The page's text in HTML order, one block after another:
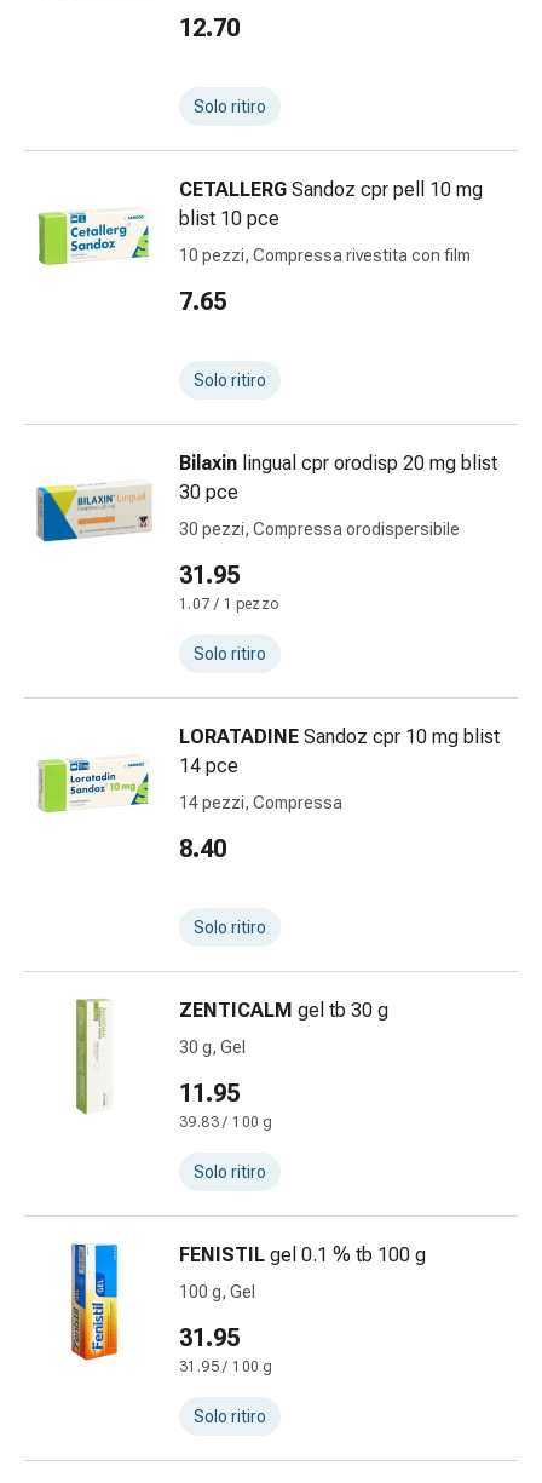
oculare
Cuore
Calze
compressive
Circolazione
Cessazione
fumo
Vene
Disturbi
cardiaci
Disturbi
memoria
concentrazione
Allergie
Antiallergico
Diarrea
Emorroidi
stomaco
vomito
Digestione,
gonfiore
Costipazione
12.70
Solo ritiro
CETALLERG Sandoz cpr pell 10 mg
blist 10 pce
10 pezzi, Compressa rivestita con film
7.65
Solo ritiro
Bilaxin lingual cpr orodisp 20 mg blist
30 pce
30 pezzi, Compressa orodispersibile
31.95
1.07 / 1 pezzo
Solo ritiro
LORATADINE Sandoz cpr 10 mg blist
14 pce
14 pezzi, Compressa
8.40
Solo ritiro
ZENTICALM gel tb 30 g
30 g, Gel
11.95
39.83 / 100 g
Solo ritiro
FENISTIL gel 0.1 % tb 100 g
100 g, Gel
31.95
31.95 / 100 g
Solo ritiro